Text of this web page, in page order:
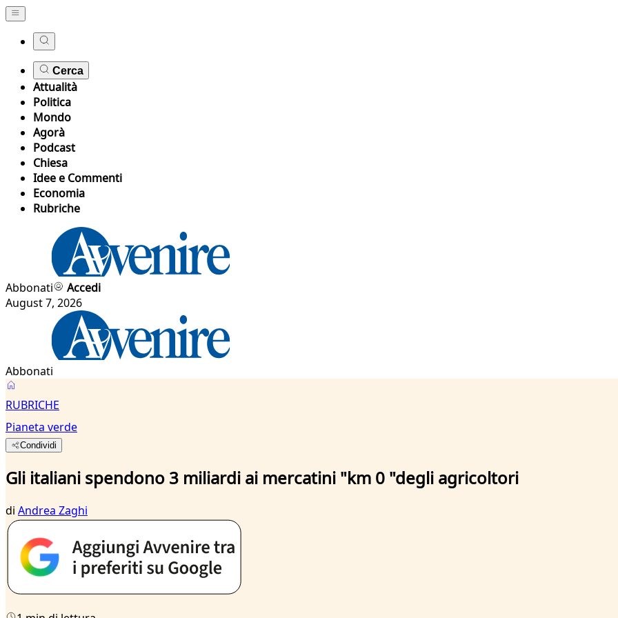
Cerca
Attualità
Politica
Mondo
Agorà
Podcast
Chiesa
Idee e Commenti
Economia
Rubriche
Abbonati
Accedi
August 7, 2026
Abbonati
RUBRICHE
Pianeta verde
Condividi
Gli italiani spendono 3 miliardi ai mercatini "km 0 "degli agricoltori
di Andrea Zaghi